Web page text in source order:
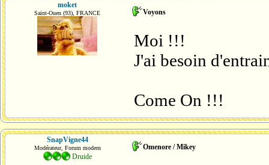
moket
Saint-Ouen (93), FRANCE Voyons
Moi !!!
J'ai besoin
Come On !!!
SnapVigne44
Modérateur, Forum modern
Druide
Omenore / Mikey